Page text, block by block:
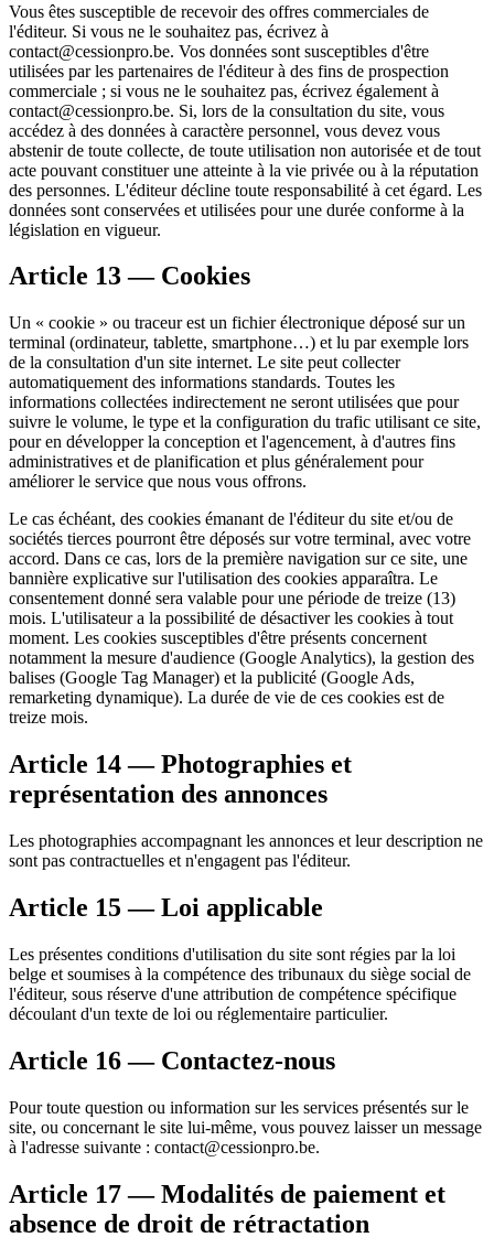
Vous êtes susceptible de recevoir des offres commerciales de
l'éditeur. Si vous ne le souhaitez pas, écrivez à
contact@cessionpro.be. Vos données sont susceptibles d'être
utilisées par les partenaires de l'éditeur à des fins de prospection
commerciale ; si vous ne le souhaitez pas, écrivez également à
contact@cessionpro.be. Si, lors de la consultation du site, vous
accédez à des données à caractère personnel, vous devez vous
abstenir de toute collecte, de toute utilisation non autorisée et de tout
acte pouvant constituer une atteinte à la vie privée ou à la réputation
des personnes. L'éditeur décline toute responsabilité à cet égard. Les
données sont conservées et utilisées pour une durée conforme à la
législation en vigueur.
Article 13 — Cookies
Un « cookie » ou traceur est un fichier électronique déposé sur un
terminal (ordinateur, tablette, smartphone…) et lu par exemple lors
de la consultation d'un site internet. Le site peut collecter
automatiquement des informations standards. Toutes les
informations collectées indirectement ne seront utilisées que pour
suivre le volume, le type et la configuration du trafic utilisant ce site,
pour en développer la conception et l'agencement, à d'autres fins
administratives et de planification et plus généralement pour
améliorer le service que nous vous offrons.
Le cas échéant, des cookies émanant de l'éditeur du site et/ou de
sociétés tierces pourront être déposés sur votre terminal, avec votre
accord. Dans ce cas, lors de la première navigation sur ce site, une
bannière explicative sur l'utilisation des cookies apparaîtra. Le
consentement donné sera valable pour une période de treize (13)
mois. L'utilisateur a la possibilité de désactiver les cookies à tout
moment. Les cookies susceptibles d'être présents concernent
notamment la mesure d'audience (Google Analytics), la gestion des
balises (Google Tag Manager) et la publicité (Google Ads,
remarketing dynamique). La durée de vie de ces cookies est de
treize mois.
Article 14 — Photographies et
représentation des annonces
Les photographies accompagnant les annonces et leur description ne
sont pas contractuelles et n'engagent pas l'éditeur.
Article 15 — Loi applicable
Les présentes conditions d'utilisation du site sont régies par la loi
belge et soumises à la compétence des tribunaux du siège social de
l'éditeur, sous réserve d'une attribution de compétence spécifique
découlant d'un texte de loi ou réglementaire particulier.
Article 16 — Contactez-nous
Pour toute question ou information sur les services présentés sur le
site, ou concernant le site lui-même, vous pouvez laisser un message
à l'adresse suivante : contact@cessionpro.be.
Article 17 — Modalités de paiement et
absence de droit de rétractation